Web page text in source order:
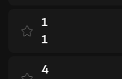
1
1
4